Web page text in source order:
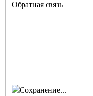
Обратная связь
Сохранение...